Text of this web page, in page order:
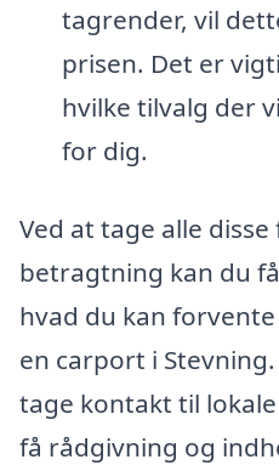
tagrender, vil
prisen. Det er
hvilke tilvalg der
for dig.
Ved at tage alle
betragtning kan du
hvad du kan
en carport i
tage kontakt til
få rådgivning og